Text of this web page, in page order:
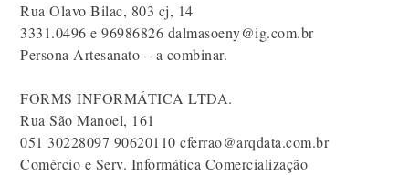
Rua Olavo Bilac, 803 cj, 14
3331.0496 e 96986826 dalmasoeny@ig.com.br
Persona Artesanato – a combinar.
FORMS INFORMÁTICA LTDA.
Rua São Manoel, 161
051 30228097 90620110 cferrao@arqdata.com.br
Comércio e Serv. Informática Comercialização